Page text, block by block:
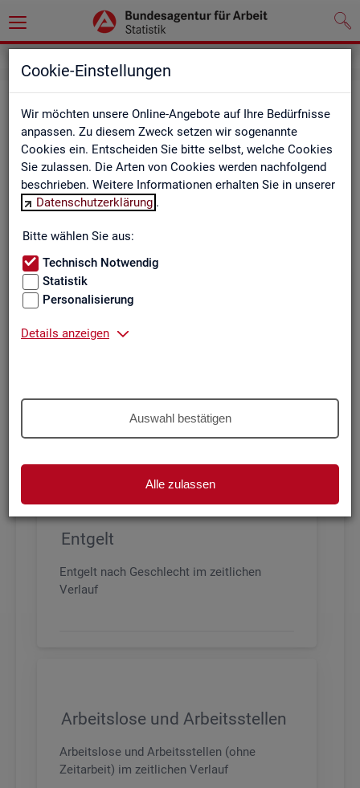
Cookie-Einstellungen
Wir möchten unsere Online-Angebote auf Ihre Bedürfnisse
anpassen. Zu diesem Zweck setzen wir sogenannte
Cookies ein. Entscheiden Sie bitte selbst, welche Cookies
Sie zulassen. Die Arten von Cookies werden nachfolgend
beschrieben. Weitere Informationen erhalten Sie in unserer
Datenschutzerklärung .
Bitte wählen Sie aus:
Technisch Notwendig
Statistik
Personalisierung
Details anzeigen
Auswahl bestätigen
Alle zulassen
Be­ru­fe auf einen Blick
Die Dia­gram­me und Ta­bel­len wer­den jähr­lich ak­tua­li­siert und
ent­hal­ten In­for­ma­tio­nen zu den The­men Be­schäf­ti­gung, Ent­
gelt, Ar­beits­lo­sig­keit, ge­mel­de­te Ar­beits­stel­len und Fach­kräf­
te­be­darf aller Be­ru­fe sowie der MINT- und In­ge­nieur­be­ru­fe dif­
fe­ren­ziert nach dem An­for­de­rungs­ni­veau (z.B. Fach­kräf­te) für
Deutsch­land, Län­der und Agen­tur­be­zir­ke
Bitte wäh­len Sie ein Thema aus
Arbeitszeit und Anforderungsniveau, sowie
den wichtigsten Branchen
Entgelt
Entgelt nach Geschlecht im zeitlichen
Verlauf
Arbeitslose und Arbeitsstellen
Arbeitslose und Arbeitsstellen (ohne
Zeitarbeit) im zeitlichen Verlauf